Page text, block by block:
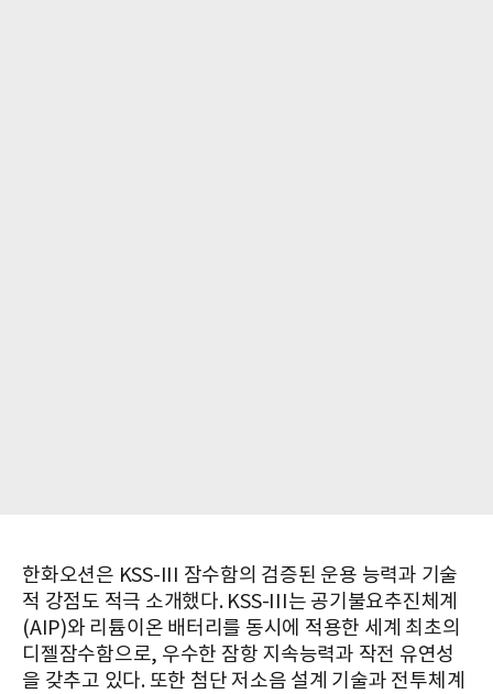
한화오션은 KSS-III 잠수함의 검증된 운용 능력과 기술
적 강점도 적극 소개했다. KSS-III는 공기불요추진체계
(AIP)와 리튬이온 배터리를 동시에 적용한 세계 최초의
디젤잠수함으로, 우수한 잠항 지속능력과 작전 유연성
을 갖추고 있다. 또한 첨단 저소음 설계 기술과 전투체계